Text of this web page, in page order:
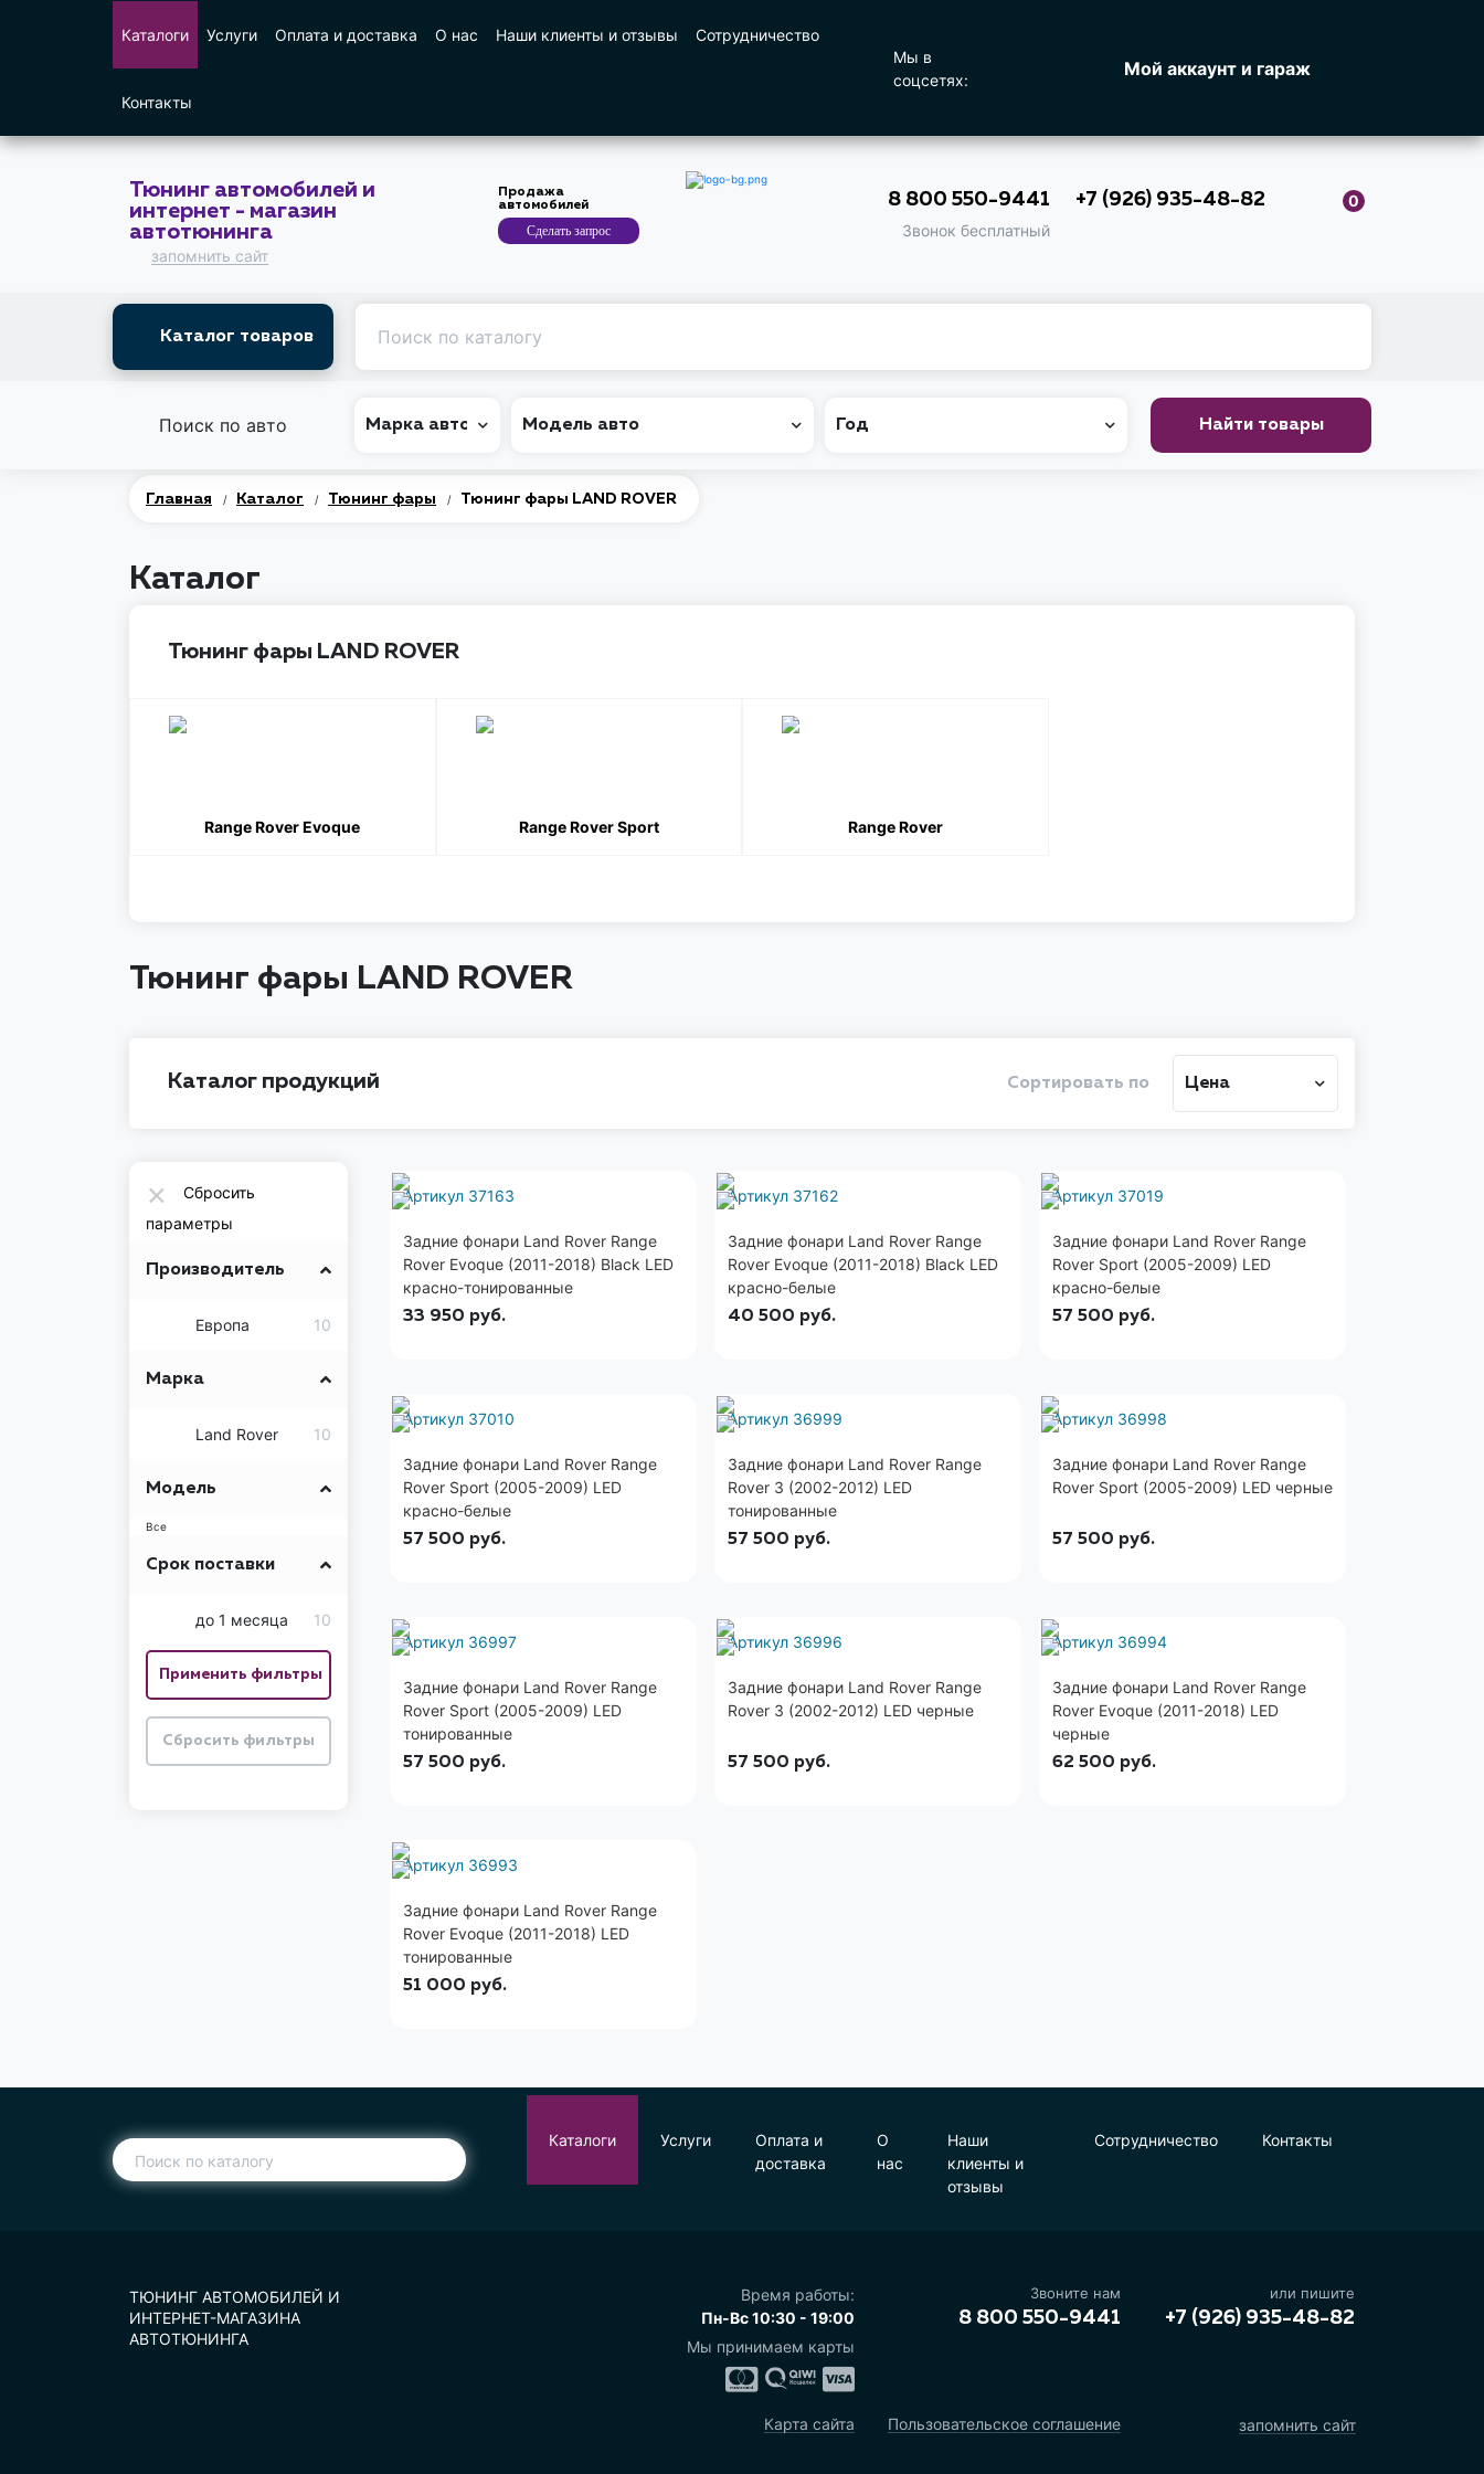
Каталоги Услуги Оплата и доставка О нас Наши клиенты и отзывы Сотрудничество
Контакты
Мы в
соцсетях:
Мой аккаунт и гараж
Тюнинг автомобилей и
интернет - магазин
автотюнинга
запомнить сайт
Продажа
автомобилей
Сделать запрос
8 800 550-9441
Звонок бесплатный
+7 (926) 935-48-82 0
Каталог товаров
Поиск по авто Марка авто Модель авто Год Найти товары
Главная / Каталог / Тюнинг фары / Тюнинг фары LAND ROVER
Каталог
Тюнинг фары LAND ROVER
Range Rover Evoque Range Rover Sport Range Rover
Тюнинг фары LAND ROVER
Каталог продукций Сортировать по Цена
×
Сбросить
параметры
Производитель
Европа 10
Марка
Land Rover 10
Модель
Все
Срок поставки
до 1 месяца 10
Артикул 37163
Задние фонари Land Rover Range
Rover Evoque (2011-2018) Black LED
красно-тонированные
33 950 руб.
Артикул 37162
Задние фонари Land Rover Range
Rover Evoque (2011-2018) Black LED
красно-белые
40 500 руб.
Артикул 37019
Задние фонари Land Rover Range
Rover Sport (2005-2009) LED
красно-белые
57 500 руб.
Артикул 37010
Задние фонари Land Rover Range
Rover Sport (2005-2009) LED
красно-белые
57 500 руб.
Артикул 36999
Задние фонари Land Rover Range
Rover 3 (2002-2012) LED
тонированные
57 500 руб.
Артикул 36998
Задние фонари Land Rover Range
Rover Sport (2005-2009) LED черные
57 500 руб.
Артикул 36997
Задние фонари Land Rover Range
Rover Sport (2005-2009) LED
тонированные
57 500 руб.
Артикул 36996
Задние фонари Land Rover Range
Rover 3 (2002-2012) LED черные
57 500 руб.
Артикул 36994
Задние фонари Land Rover Range
Rover Evoque (2011-2018) LED
черные
62 500 руб.
Артикул 36993
Задние фонари Land Rover Range
Rover Evoque (2011-2018) LED
тонированные
51 000 руб.
Каталоги Услуги
Оплата и
доставка
О
нас
Наши
клиенты и
отзывы
Сотрудничество Контакты
ТЮНИНГ АВТОМОБИЛЕЙ И
ИНТЕРНЕТ-МАГАЗИНА
АВТОТЮНИНГА
Время работы:
Пн-Вс 10:30 - 19:00
Мы принимаем карты
Карта сайта
Звоните нам
8 800 550-9441
Пользовательское соглашение
или пишите
+7 (926) 935-48-82
запомнить сайт